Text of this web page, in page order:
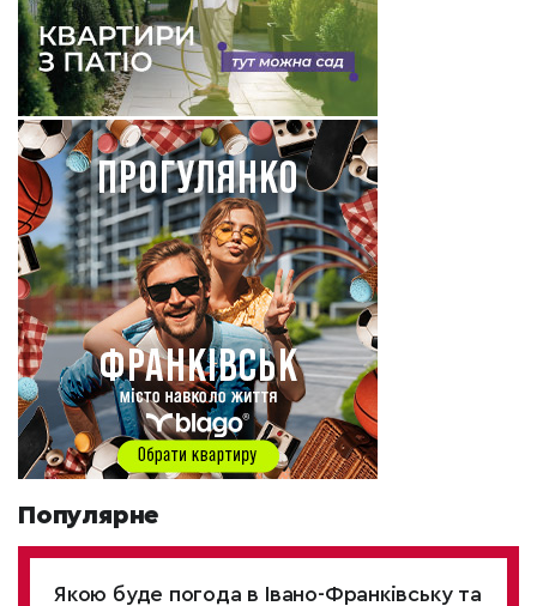
Популярне
Якою буде погода в Івано-Франківську та